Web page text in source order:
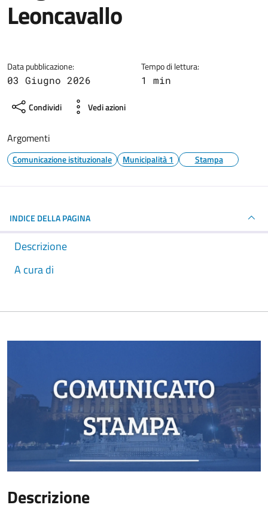
Leoncavallo
Data pubblicazione:
03 Giugno 2026
Tempo di lettura:
1 min
Condividi Vedi azioni
Argomenti
Comunicazione istituzionale Municipalità 1 Stampa
INDICE DELLA PAGINA
Descrizione
A cura di
Descrizione